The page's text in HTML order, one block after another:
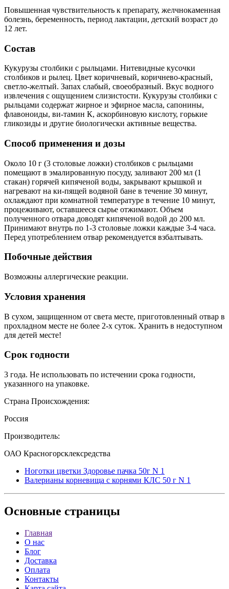
Повышенная чувствительность к препарату, желчнокаменная
болезнь, беременность, период лактации, детский возраст до
12 лет.
Состав
Кукурузы столбики с рыльцами. Нитевидные кусочки
столбиков и рылец. Цвет коричневый, коричнево-красный,
светло-желтый. Запах слабый, своеобразный. Вкус водного
извлечения с ощущением слизистости. Кукурузы столбики с
рыльцами содержат жирное и эфирное масла, сапонины,
флавоноиды, ви-тамин К, аскорбиновую кислоту, горькие
гликозиды и другие биологически активные вещества.
Способ применения и дозы
Около 10 г (3 столовые ложки) столбиков с рыльцами
помещают в эмалированную посуду, заливают 200 мл (1
стакан) горячей кипяченой воды, закрывают крышкой и
нагревают на ки-пящей водяной бане в течение 30 минут,
охлаждают при комнатной температуре в течение 10 минут,
процеживают, оставшееся сырье отжимают. Объем
полученного отвара доводят кипяченой водой до 200 мл.
Принимают внутрь по 1-3 столовые ложки каждые 3-4 часа.
Перед употреблением отвар рекомендуется взбалтывать.
Побочные действия
Возможны аллергические реакции.
Условия хранения
В сухом, защищенном от света месте, приготовленный отвар в
прохладном месте не более 2-х суток. Хранить в недоступном
для детей месте!
Срок годности
3 года. Не использовать по истечении срока годности,
указанного на упаковке.
Страна Происхождения:
Россия
Производитель:
ОАО Красногорсклексредства
Ноготки цветки Здоровье пачка 50г N 1
Валерианы корневища с корнями КЛС 50 г N 1
Основные страницы
Главная
О нас
Блог
Доставка
Оплата
Контакты